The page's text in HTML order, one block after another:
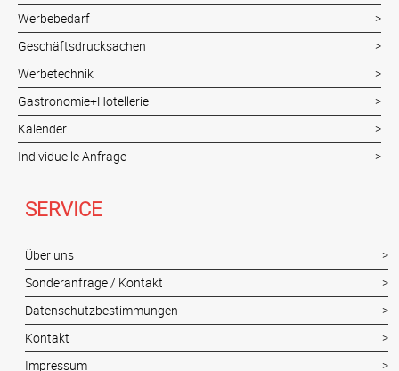
Werbebedarf
Geschäftsdrucksachen
Werbetechnik
Gastronomie+Hotellerie
Kalender
Individuelle Anfrage
SERVICE
Über uns
Sonderanfrage / Kontakt
Datenschutzbestimmungen
Kontakt
Impressum